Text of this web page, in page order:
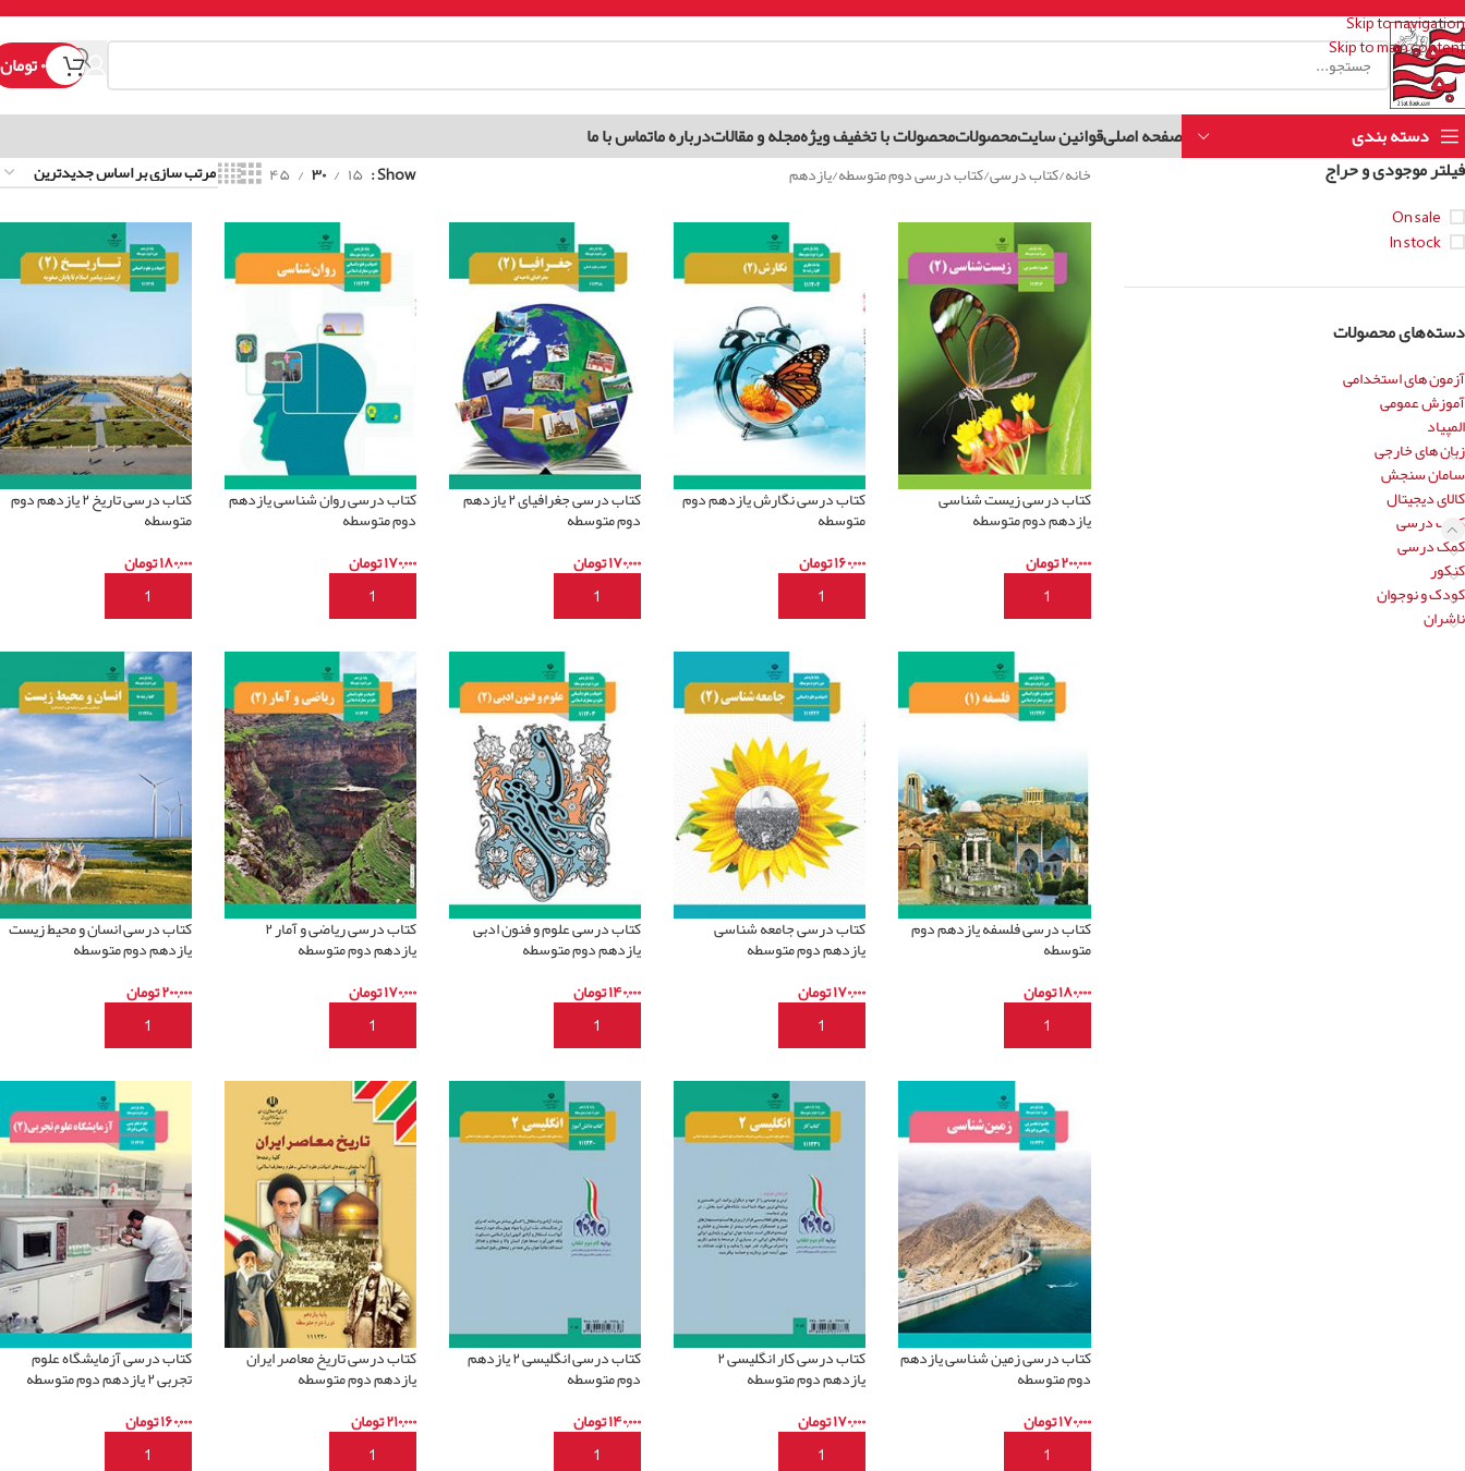
Skip to navigation
Skip to main content
۰تومان
دسته بندی صفحه اصلیقوانین سایتمحصولاتمحصولات با تخفیف ویژهمجله و مقالاتدرباره ماتماس با ما
فیلتر موجودی و حراج
On sale
In stock
دسته‌های محصولات
آزمون های استخدامی
آموزش عمومی
المپیاد
زبان های خارجی
سامان سنجش
کالای دیجیتال
کتاب درسی
کمک درسی
کنکور
کودک و نوجوان
ناشران
خانه کتاب درسی کتاب درسی دوم متوسطه یازدهم Show ۱۵ ۳۰ ۴۵
کتاب درسی زیست شناسی
یازدهم دوم متوسطه
۲۰۰,۰۰۰تومان
افزودن به سبد خرید
کتاب درسی نگارش یازدهم دوم
متوسطه
۱۶۰,۰۰۰تومان
افزودن به سبد خرید
کتاب درسی جغرافیای ۲ یازدهم
دوم متوسطه
۱۷۰,۰۰۰تومان
افزودن به سبد خرید
کتاب درسی روان شناسی یازدهم
دوم متوسطه
۱۷۰,۰۰۰تومان
افزودن به سبد خرید
کتاب درسی تاریخ ۲ یازدهم دوم
متوسطه
۱۸۰,۰۰۰تومان
افزودن به سبد خرید
کتاب درسی فلسفه یازدهم دوم
متوسطه
۱۸۰,۰۰۰تومان
افزودن به سبد خرید
کتاب درسی جامعه شناسی
یازدهم دوم متوسطه
۱۷۰,۰۰۰تومان
افزودن به سبد خرید
کتاب درسی علوم و فنون ادبی
یازدهم دوم متوسطه
۱۴۰,۰۰۰تومان
افزودن به سبد خرید
کتاب درسی ریاضی و آمار ۲
یازدهم دوم متوسطه
۱۷۰,۰۰۰تومان
افزودن به سبد خرید
کتاب درسی انسان و محیط زیست
یازدهم دوم متوسطه
۲۰۰,۰۰۰تومان
افزودن به سبد خرید
کتاب درسی زمین شناسی یازدهم
دوم متوسطه
۱۷۰,۰۰۰تومان
افزودن به سبد خرید
کتاب درسی کار انگلیسی ۲
یازدهم دوم متوسطه
۱۷۰,۰۰۰تومان
افزودن به سبد خرید
کتاب درسی انگلیسی ۲ یازدهم
دوم متوسطه
۱۴۰,۰۰۰تومان
افزودن به سبد خرید
کتاب درسی تاریخ معاصر ایران
یازدهم دوم متوسطه
۲۱۰,۰۰۰تومان
افزودن به سبد خرید
کتاب درسی آزمایشگاه علوم
تجربی ۲ یازدهم دوم متوسطه
۱۶۰,۰۰۰تومان
افزودن به سبد خرید